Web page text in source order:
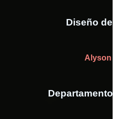
Diseño
Alyson